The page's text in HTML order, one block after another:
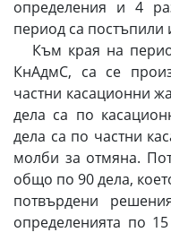
определения и 4
период са
Към края на
КнАдмС, са се
частни касационни
дела са по
дела са по частни
молби за отмяна.
общо по 90 дела,
потвърдени
определенията по